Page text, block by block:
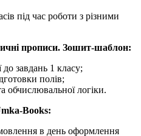
під час роботи з різними
прописи. Зошит-шаблон:
до завдань 1 класу;
полів;
обчислювальної логіки.
Books:
в день оформлення